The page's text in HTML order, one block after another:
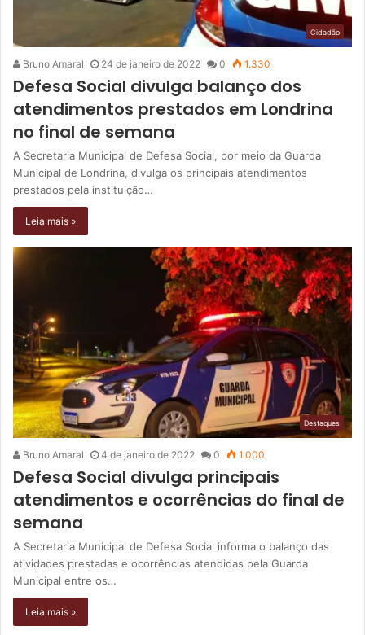
Cidadão
Bruno Amaral 24 de janeiro de 2022 0 1.330
Defesa Social divulga balanço dos
atendimentos prestados em Londrina
no final de semana
A Secretaria Municipal de Defesa Social, por meio da Guarda
Municipal de Londrina, divulga os principais atendimentos
prestados pela instituição…
Leia mais »
Destaques
Bruno Amaral 4 de janeiro de 2022 0 1.000
Defesa Social divulga principais
atendimentos e ocorrências do final de
semana
A Secretaria Municipal de Defesa Social informa o balanço das
atividades prestadas e ocorrências atendidas pela Guarda
Municipal entre os…
Leia mais »